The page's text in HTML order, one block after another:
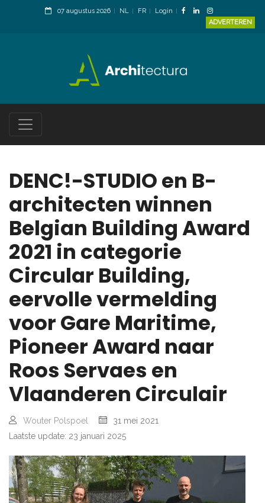
07 augustus 2026 NL FR
Login
ADVERTEREN
DENC!-STUDIO en B-
architecten winnen
Belgian Building Award
2021 in categorie
Circular Building,
eervolle vermelding
voor Gare Maritime,
Pioneer Award naar
Roos Servaes en
Vlaanderen Circulair
Wouter Polspoel
31 mei 2021
Laatste update: 23 januari 2025